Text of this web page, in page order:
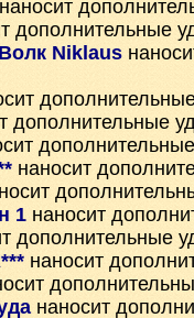
наносит
дополнительные
Волк Niklaus
дополнительные
наносит
1 наносит
дополнительные
наносит
наносит